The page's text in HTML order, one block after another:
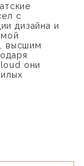
с
дизайна и
высшим
они